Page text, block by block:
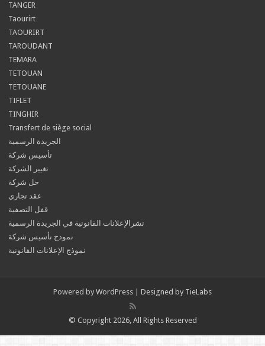
TANGER
Taourirt
TAOURIRT
TAROUDANT
TEMARA
TETOUAN
TETOUANE
TIFLET
TINGHIR
Transfert de siège social
الجريدة الرسمية
تأسيس شركة
تغيير الشركة
حل شركة
عقد تجاري
قفل التصفية
نشرالإعلانات القانونية في الجريدة الرسمية
نمودج تأسيس شركة
نموذج الإعلانات القانونية
Powered by WordPress | Designed by TieLabs
© Copyright 2026, All Rights Reserved